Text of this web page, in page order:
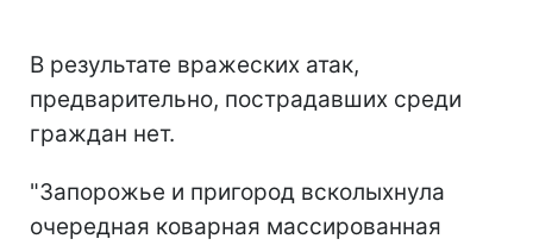
В результате вражеских атак,
предварительно, пострадавших среди
граждан нет.
"Запорожье и пригород всколыхнула
очередная коварная массированная